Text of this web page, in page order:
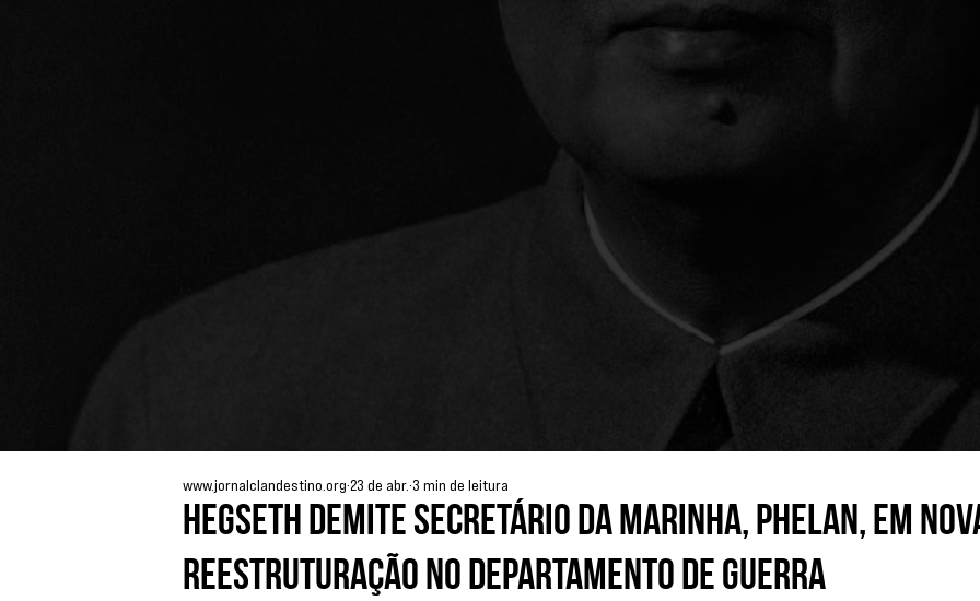
Hegseth demite secretário da Marinha, Phelan, em
reestruturação no Departamento de Guerra
www.jornalclandestino.org23 de abr.3 min de leitura